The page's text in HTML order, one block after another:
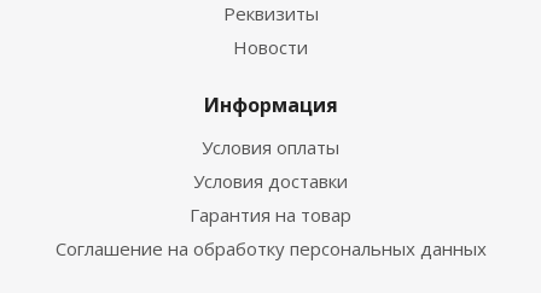
Реквизиты
Новости
Информация
Условия оплаты
Условия доставки
Гарантия на товар
Соглашение на обработку персональных данных